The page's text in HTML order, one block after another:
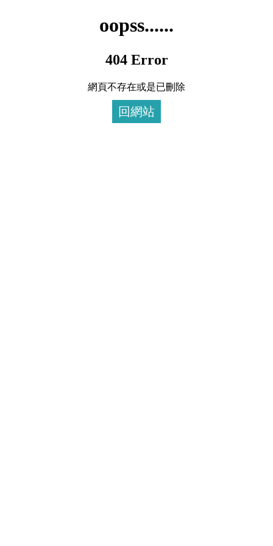
oopss......
404 Error
網頁不存在或是已刪除
回網站